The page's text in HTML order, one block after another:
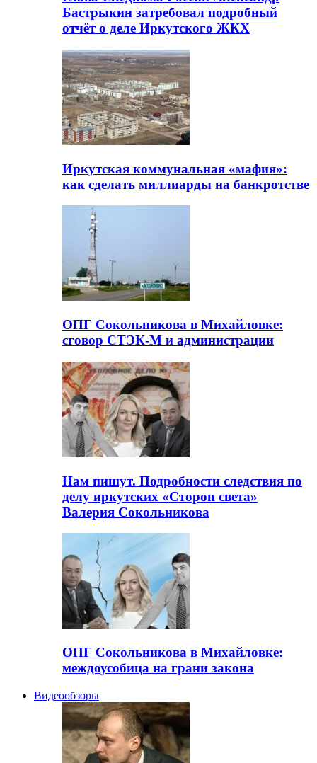
Бастрыкин затребовал подробный
отчёт о деле Иркутского ЖКХ
Иркутская коммунальная «мафия»:
как сделать миллиарды на банкротстве
ОПГ Сокольникова в Михайловке:
сговор СТЭК-М и администрации
Нам пишут. Подробности следствия по
делу иркутских «Сторон света»
Валерия Сокольникова
ОПГ Сокольникова в Михайловке:
междоусобица на грани закона
Видеообзоры